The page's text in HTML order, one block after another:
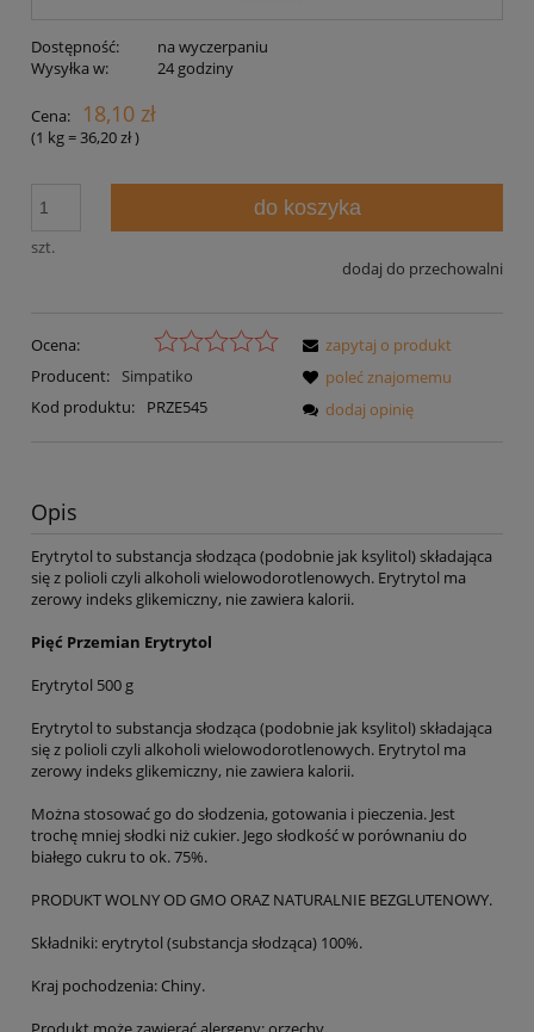
Dostępność:
na wyczerpaniu
Wysyłka w:
24 godziny
Cena: 18,10 zł
(1 kg=36,20 zł)
szt.
do koszyka
dodaj do przechowalni
Ocena:
Producent:
Simpatiko
Kod produktu:
PRZE545
zapytaj o produkt
poleć znajomemu
dodaj opinię
Opis
Erytrytol to substancja słodząca (podobnie jak ksylitol) składająca
się z polioli czyli alkoholi wielowodorotlenowych. Erytrytol ma
zerowy indeks glikemiczny, nie zawiera kalorii.
Pięć Przemian Erytrytol
Erytrytol 500 g
Erytrytol to substancja słodząca (podobnie jak ksylitol) składająca
się z polioli czyli alkoholi wielowodorotlenowych. Erytrytol ma
zerowy indeks glikemiczny, nie zawiera kalorii.
Można stosować go do słodzenia, gotowania i pieczenia. Jest
trochę mniej słodki niż cukier. Jego słodkość w porównaniu do
białego cukru to ok. 75%.
PRODUKT WOLNY OD GMO ORAZ NATURALNIE BEZGLUTENOWY.
Składniki: erytrytol (substancja słodząca) 100%.
Kraj pochodzenia: Chiny.